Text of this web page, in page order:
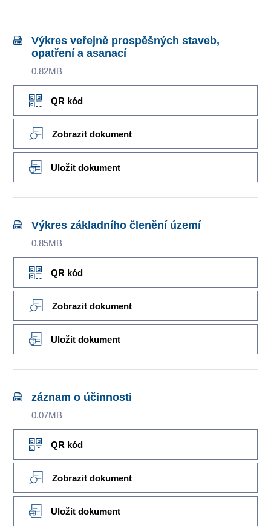
Výkres veřejně prospěšných staveb,
opatření a asanací
0.82MB
QR kód
Zobrazit dokument
Uložit dokument
Výkres základního členění území
0.85MB
QR kód
Zobrazit dokument
Uložit dokument
záznam o účinnosti
0.07MB
QR kód
Zobrazit dokument
Uložit dokument